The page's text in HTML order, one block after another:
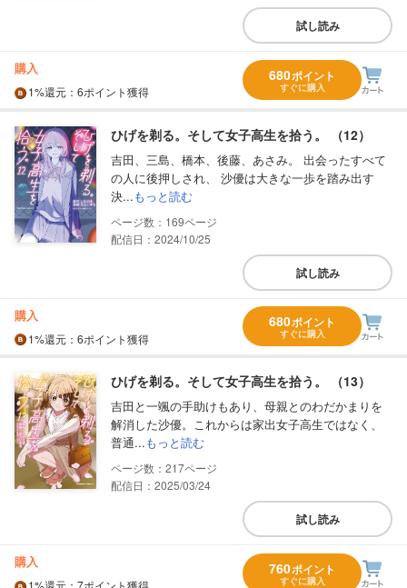
試し読み
購入
1%還元 ：6ポイント獲得
680ポイント
すぐに購入
ひげを剃る。そして女子高生を拾う。 （12）
吉田、三島、橋本、後藤、あさみ。 出会ったすべて
の人に後押しされ、 沙優は大きな一歩を踏み出す
決...もっと読む
169
配信日：2024/10/25
試し読み
購入
1%還元 ：6ポイント獲得
680ポイント
すぐに購入
ひげを剃る。そして女子高生を拾う。 （13）
吉田と一颯の手助けもあり、母親とのわだかまりを
解消した沙優。これからは家出女子高生ではなく、
普通...もっと読む
217
配信日：2025/03/24
試し読み
購入 760ポイント
すぐに購入